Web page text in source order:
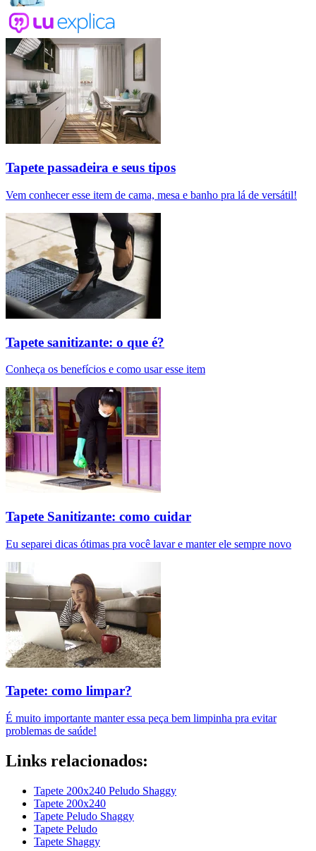
Tapete passadeira e seus tipos
Vem conhecer esse item de cama, mesa e banho pra lá de versátil!
Tapete sanitizante: o que é?
Conheça os benefícios e como usar esse item
Tapete Sanitizante: como cuidar
Eu separei dicas ótimas pra você lavar e manter ele sempre novo
Tapete: como limpar?
É muito importante manter essa peça bem limpinha pra evitar
problemas de saúde!
Links relacionados:
Tapete 200x240 Peludo Shaggy
Tapete 200x240
Tapete Peludo Shaggy
Tapete Peludo
Tapete Shaggy